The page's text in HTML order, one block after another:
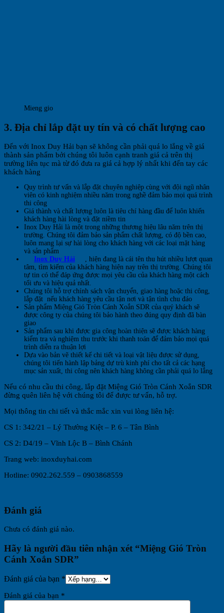
Mieng gio
3. Địa chỉ lắp đặt uy tín và có chất lượng cao
Đến với Inox Duy Hải bạn sẽ không cần phải quá lo lắng về giá
thành sản phẩm bởi chúng tôi luôn cạnh tranh giá cả trên thị
trường liên tục mà từ đó đưa ra giá cả hợp lý nhất khi đến tay các
khách hàng
Quy trình tư vấn và lắp đặt chuyên nghiệp cùng với đội ngũ nhân
viên có kinh nghiệm nhiều năm trong nghề đảm bảo mọi quá trình
thi công
Giá thành và chất lượng luôn là tiêu chí hàng đầu để luôn khiến
khách hàng hài lòng và đặt niềm tin
Inox Duy Hải là một trong những thương hiệu lâu năm trên thị
trường. Chúng tôi đảm bảo sản phẩm chất lượng, có độ bền cao,
luôn mang lại sự hài lòng cho khách hàng với các loại mặt hàng
và sản phẩm
Inox Duy Hải
, hiện đang là cái tên thu hút nhiều lượt quan
tâm, tìm kiếm của khách hàng hiện nay trên thị trường. Chúng tôi
tự tin có thể đáp ứng được mọi yêu cầu của khách hàng một cách
tối ưu và hiệu quả nhất.
Chúng tôi hỗ trợ chính sách vận chuyển, giao hàng hoặc thi công,
lắp đặt nếu khách hàng yêu cầu tận nơi và tận tình chu đáo
Sản phẩm Miệng Gió Tròn Cánh Xoắn SDR của quý khách sẽ
được công ty của chúng tôi bảo hành theo đúng quy định đã bàn
giao
Sản phẩm sau khi được gia công hoàn thiện sẽ được khách hàng
kiểm tra và nghiệm thu trước khi thanh toán để đảm bảo mọi quá
trình diễn ra thuận lợi
Dựa vào bản vẽ thiết kế chi tiết và loại vật liệu được sử dụng,
chúng tôi tiến hành lập bảng dự trù kinh phí cho tất cả các hạng
mục sản xuất, thi công nên khách hàng không cần phải quá lo lắng
Nếu có nhu cầu thi công, lắp đặt Miệng Gió Tròn Cánh Xoắn SDR
đừng quên liên hệ với chúng tôi để được tư vấn, hỗ trợ.
Mọi thông tin chi tiết và thắc mắc xin vui lòng liên hệ:
CS 1: 342/21 – Lý Thường Kiệt – P. 6 – Tân Bình
CS 2: D4/19 – Vĩnh Lộc B – Bình Chánh
Trang web: inoxduyhai.com
Hotline: 0902.262.559 – 0903868559
Đánh giá
Chưa có đánh giá nào.
Hãy là người đầu tiên nhận xét “Miệng Gió Tròn
Cánh Xoắn SDR”
Đánh giá của bạn *
Đánh giá của bạn *